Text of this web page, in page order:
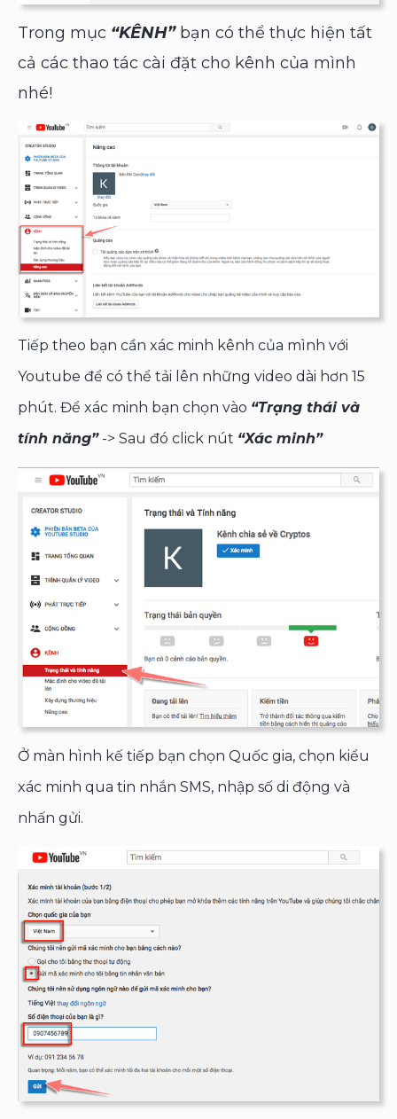
Trong mục “KÊNH”bạn có thể thực hiện tất
cả các thao tác cài đặt cho kênh của mình
nhé!
Tiếp theo bạn cần xác minh kênh của mình với
Youtube để có thể tải lên những video dài hơn 15
phút. Để xác minh bạn chọn vào “Trạng thái và
tính năng”-> Sau đó click nút “Xác minh”
Ở màn hình kế tiếp bạn chọn Quốc gia, chọn kiểu
xác minh qua tin nhắn SMS, nhập số di động và
nhấn gửi.